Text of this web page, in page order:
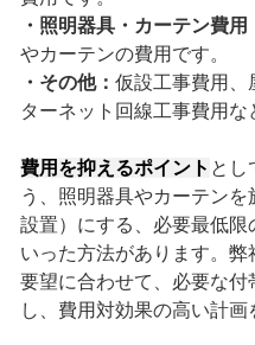
・照明器具・カーテン費用
やカーテンの費用です。
・その他： 仮設工事費用、
ターネット回線工事費用な
費用を抑えるポイント とし
う、照明器具やカーテン
設置）にする、必要最低限
いった方法があります。
要望に合わせて、必要な
し、費用対効果の高い計画